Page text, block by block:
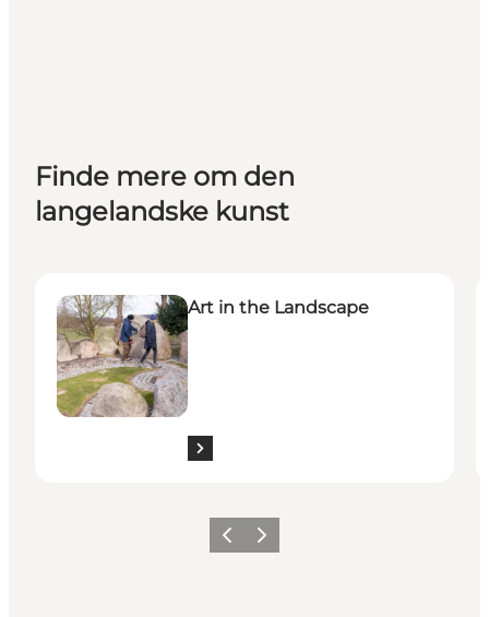
Finde mere om den
langelandske kunst
Art in the Landscape
Previous
Next